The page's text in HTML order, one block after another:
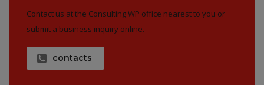
Contact us at the Consulting WP office nearest to you or
submit a business inquiry online.
contacts